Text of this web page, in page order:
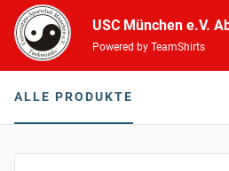
USC München e.V.
Powered by TeamShirts
ALLE PRODUKTE